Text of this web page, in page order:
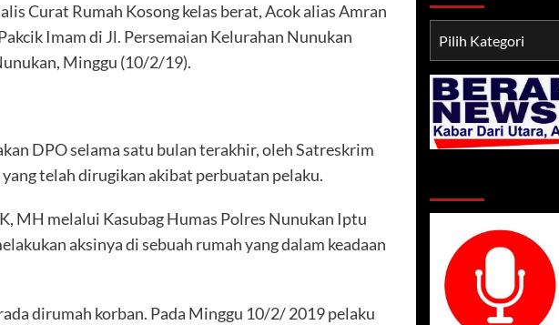
Curat Rumah Kosong kelas berat, Acok alias Amran
Imam di Jl. Persemaian Kelurahan Nunukan
Minggu (10/2/19).
DPO selama satu bulan terakhir, oleh Satreskrim
telah dirugikan akibat perbuatan pelaku.
MH melalui Kasubag Humas Polres Nunukan Iptu
aksinya di sebuah rumah yang dalam keadaan
dirumah korban. Pada Minggu 10/2/ 2019 pelaku
TNI/POLRI